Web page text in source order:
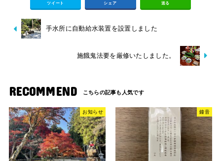
ツイート シェア 送る
手水所に自動給水装置を設置しました
施餓鬼法要を厳修いたしました。
RECOMMEND
お知らせ 鐘音